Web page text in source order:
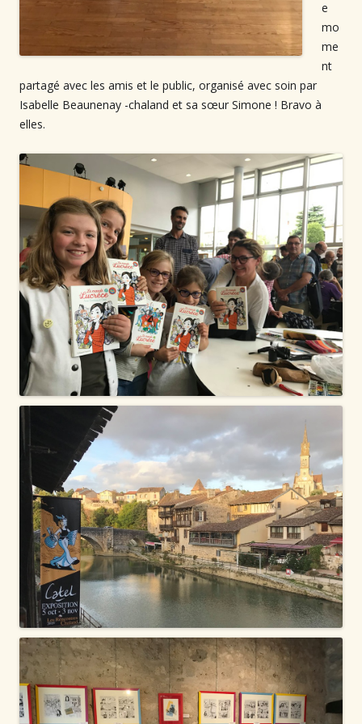
e
mo
me
nt
partagé avec les amis et le public, organisé avec soin par
Isabelle Beaunenay -chaland et sa sœur Simone ! Bravo à
elles.